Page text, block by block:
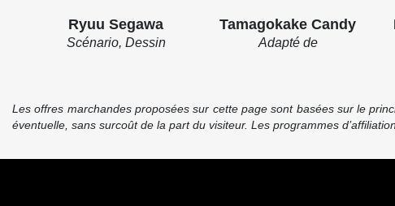
Ryuu Segawa
Scénario, Dessin
Tamagokake Candy
Adapté de
Les offres marchandes proposées sur cette page sont basées sur le
éventuelle, sans surcoût de la part du visiteur. Les programmes